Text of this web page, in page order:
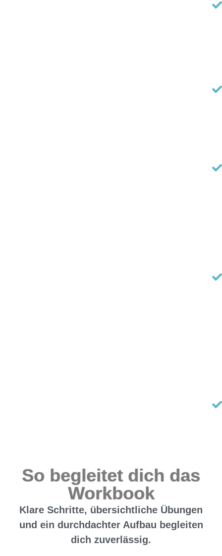
So begleitet dich das
Workbook
Klare Schritte, übersichtliche Übungen
und ein durchdachter Aufbau begleiten
dich zuverlässig.